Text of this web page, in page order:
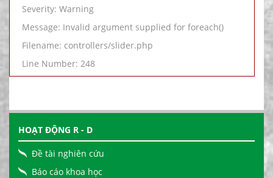
Severity: Warning
Message: Invalid argument supplied for foreach()
Filename: controllers/slider.php
Line Number: 248
HOẠT ĐỘNG R - D
Đề tài nghiên cứu
Báo cáo khoa học